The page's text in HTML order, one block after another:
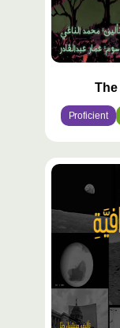
Proficient
محتوى